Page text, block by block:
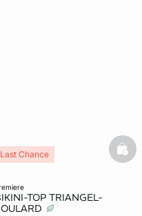
TOP TRIANGEL-
Last Chance